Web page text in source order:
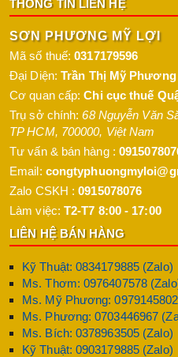
THÔNG TIN LIÊN HỆ
SƠN PHƯƠNG MỸ LỢI
Mã số thuế:0317179596
Đại Diện: Trần Thị Mỹ Phương
Cơ quan cấp:Chi cục thuế
Trụ sở chính:68 Nguyễn Văn
TP HCM, 700000, Việt Nam
Tư vấn & bán hàng :
Email:
Zalo CSKH :0915078076
Làm việc: T2-T7 8:00 - 17:00
LIÊN HỆ BÁN HÀNG
Kỹ Thuật: 0834179885 (Zalo)
Ms. Thơm: 0976407578
Ms. Mỹ Phương:
Ms. Phương: 0703446967
Ms. Bích: 0378963505 (Zalo)
Kỹ Thuật: 0903179885 (Zalo)